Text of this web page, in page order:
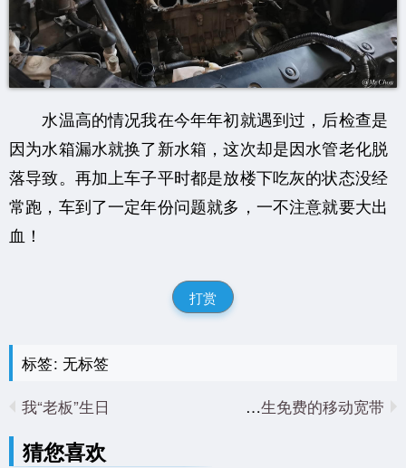
水温高的情况我在今年年初就遇到过，后检查是
因为水箱漏水就换了新水箱，这次却是因水管老化脱
落导致。再加上车子平时都是放楼下吃灰的状态没经
常跑，车到了一定年份问题就多，一不注意就要大出
血！
打赏
标签: 无标签
我“老板”生日
终生免费的移动宽带？
猜您喜欢